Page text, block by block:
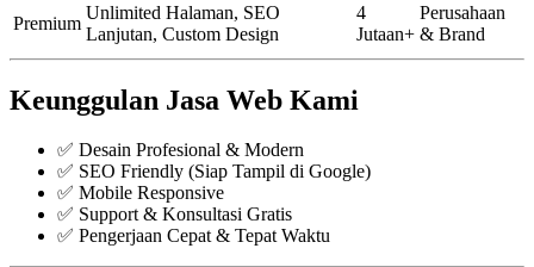
Premium
Unlimited Halaman, SEO
Lanjutan, Custom Design
4
Jutaan+
Perusahaan
& Brand
Keunggulan Jasa Web Kami
✅ Desain Profesional & Modern
✅ SEO Friendly (Siap Tampil di Google)
✅ Mobile Responsive
✅ Support & Konsultasi Gratis
✅ Pengerjaan Cepat & Tepat Waktu